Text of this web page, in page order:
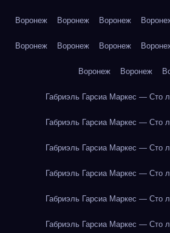
Воронеж Воронеж Воронеж
Воронеж Воронеж Воронеж
Воронеж Воронеж
Габриэль Гарсиа Маркес — Сто
Габриэль Гарсиа Маркес — Сто
Габриэль Гарсиа Маркес — Сто
Габриэль Гарсиа Маркес — Сто
Габриэль Гарсиа Маркес — Сто
Габриэль Гарсиа Маркес — Сто